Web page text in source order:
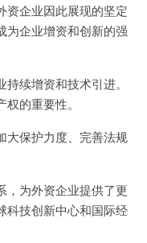
资企业因此展现的坚定
为企业增资和创新的强
续增资和技术引进。
的重要性。
大保护力度、完善法规
，为外资企业提供了更
科技创新中心和国际经